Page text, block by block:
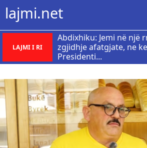
lajmi.net
LAJMI I RI
Abdixhiku: Jemi në një
zgjidhje afatgjate, ne
Presidenti...